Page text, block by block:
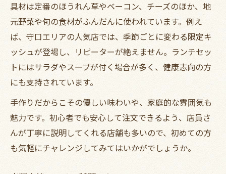
ランチで選ぶ彩りキッシュのポイント
見た目も楽しい華やかなキッシュランチ
彩り豊かなランチキッシュの楽しみ方
ランチメニューで彩りキッシュを満喫
SNS映えする彩りキッシュランチ術
具材は定番のほうれん草やベーコン、チーズのほか、地
元野菜や旬の食材がふんだんに使われています。例え
ば、守口エリアの人気店では、季節ごとに変わる限定キ
ッシュが登場し、リピーターが絶えません。ランチセッ
トにはサラダやスープが付く場合が多く、健康志向の方
にも支持されています。
手作りだからこその優しい味わいや、家庭的な雰囲気も
魅力です。初心者でも安心して注文できるよう、店員さ
んが丁寧に説明してくれる店舗も多いので、初めての方
も気軽にチャレンジしてみてはいかがでしょうか。